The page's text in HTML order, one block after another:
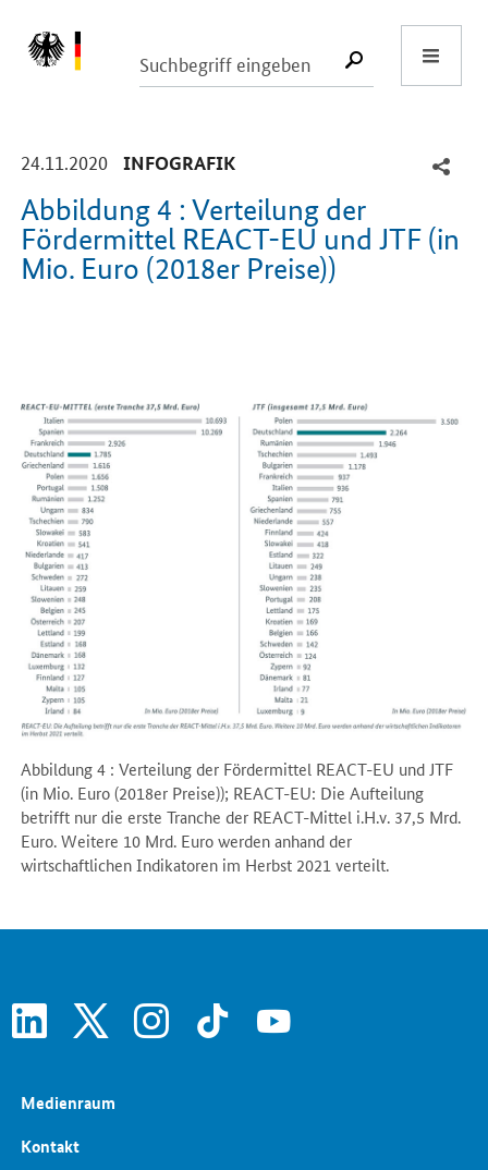
SUCHE
24.11.2020 -
INFOGRAFIK
Abbildung 4 : Verteilung der
Fördermittel REACT-EU und JTF (in
Mio. Euro (2018er Preise))
Abbildung 4 : Verteilung der Fördermittel REACT-EU und JTF
(in Mio. Euro (2018er Preise)); REACT-EU: Die Aufteilung
betrifft nur die erste Tranche der REACT-Mittel i.H.v. 37,5 Mrd.
Euro. Weitere 10 Mrd. Euro werden anhand der
wirtschaftlichen Indikatoren im Herbst 2021 verteilt.
linkedin instagram tiktok youtube
Medienraum
Kontakt